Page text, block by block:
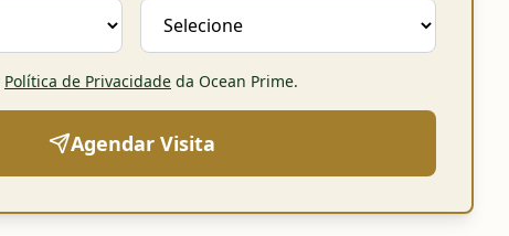
Política de Privacidade da Ocean Prime.
Agendar Visita